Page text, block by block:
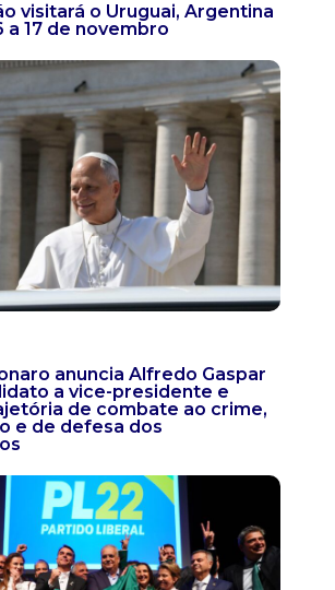
visitará o Uruguai, Argentina
a 17 de novembro
anuncia Alfredo Gaspar
a vice-presidente e
de combate ao crime,
e de defesa dos